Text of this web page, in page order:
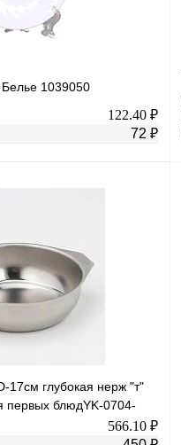
1039050
122.40 ₽
72 ₽
К сравнению
Под заказ
глубокая нерж "т"
первых блюдYK-0704-
566.10 ₽